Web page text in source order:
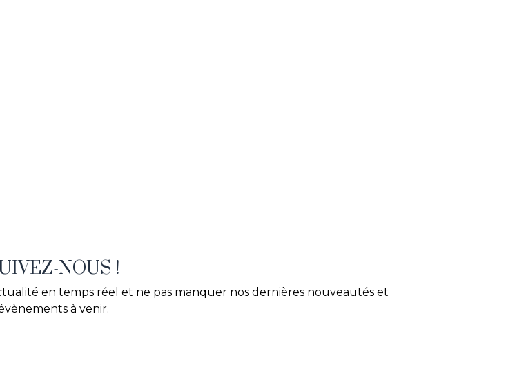
NOUS !
en temps réel et ne pas manquer nos dernières nouveautés et
à venir.